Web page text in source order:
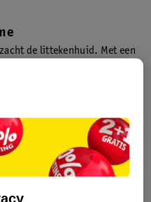
de littekenhuid. Met een
uitrijpen. Een
is vaak een